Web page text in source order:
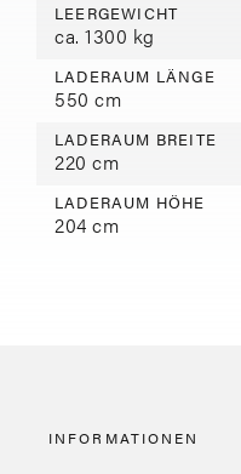
LEERGEWICHT
ca. 1300 kg
LADERAUM LÄNGE
550 cm
LADERAUM BREITE
220 cm
LADERAUM HÖHE
204 cm
INFORMATIONEN